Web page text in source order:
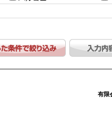
有限